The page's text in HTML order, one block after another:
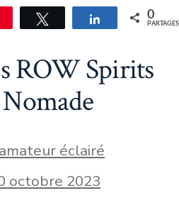
Tweetez Partagez 0
PARTAGES
ROW Spirits
éclairé
octobre 2023